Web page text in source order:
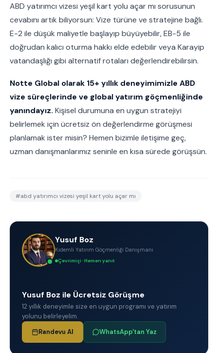
ABD yatırımcı vizesi yeşil kart yolu açar mı sorusunun
cevabını artık biliyorsun: Vize türüne ve stratejine bağlı.
E-2 ile düşük maliyetle başlayıp büyüyebilir, EB-5 ile
doğrudan kalıcı oturma hakkı elde edebilir veya Karayip
vatandaşlığı gibi alternatif rotaları değerlendirebilirsin.
Notte Global olarak 15+ yıllık deneyimimizle ABD
vize süreçlerinde ve global yatırım göçmenliğinde
yanındayız. Kişisel durumuna en uygun stratejiyi
belirlemek için ücretsiz ön değerlendirme görüşmesi
planlamak ister misin? Hemen bizimle iletişime geç,
uzman danışmanlarımız seninle en kısa sürede görüşsün.
#abd yatırımcı vizesi yeşil kart yolu açar mı
Yusuf Boz
Kıdemli Yatırım Göçmenliği Danışmanı
Çevrimiçi · Hemen yanıt
Yusuf Boz ile Ücretsiz Görüşme
12 yıllık deneyimle size en uygun programı ve yatırım
yolunu belirleyelim.
Randevu Al
WhatsApp'tan Yaz